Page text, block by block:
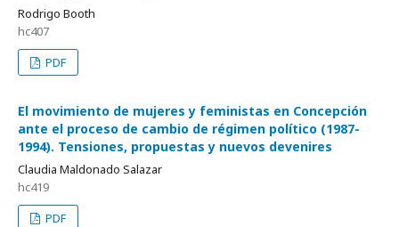
Rodrigo Booth
hc407
PDF
El movimiento de mujeres y feministas en Concepción
ante el proceso de cambio de régimen político (1987-
1994). Tensiones, propuestas y nuevos devenires
Claudia Maldonado Salazar
hc419
PDF